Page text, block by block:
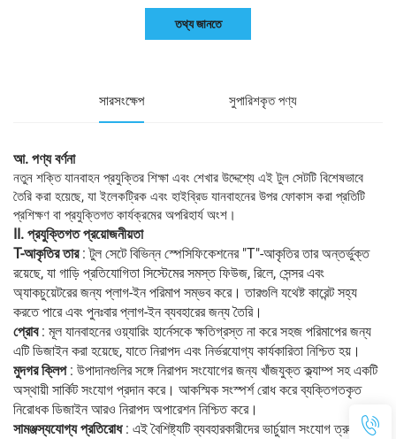
তথ্য জানতে
সারসংক্ষেপ সুপারিশকৃত পণ্য
আ. পণ্য বর্ণনা
নতুন শক্তি যানবাহন প্রযুক্তির শিক্ষা এবং শেখার উদ্দেশ্যে এই টুল সেটটি বিশেষভাবে
তৈরি করা হয়েছে, যা ইলেকট্রিক এবং হাইব্রিড যানবাহনের উপর ফোকাস করা প্রতিটি
প্রশিক্ষণ বা প্রযুক্তিগত কার্যক্রমের অপরিহার্য অংশ।
II. প্রযুক্তিগত প্রয়োজনীয়তা
T-আকৃতির তার : টুল সেটে বিভিন্ন স্পেসিফিকেশনের "T"-আকৃতির তার অন্তর্ভুক্ত
রয়েছে, যা গাড়ি প্রতিযোগিতা সিস্টেমের সমস্ত ফিউজ, রিলে, সেন্সর এবং
অ্যাকচুয়েটরের জন্য প্লাগ-ইন পরিমাপ সম্ভব করে। তারগুলি যথেষ্ট কারেন্ট সহ্য
করতে পারে এবং পুনঃবার প্লাগ-ইন ব্যবহারের জন্য তৈরি।
প্রোব : মূল যানবাহনের ওয়্যারিং হার্নেসকে ক্ষতিগ্রস্ত না করে সহজ পরিমাপের জন্য
এটি ডিজাইন করা হয়েছে, যাতে নিরাপদ এবং নির্ভরযোগ্য কার্যকারিতা নিশ্চিত হয়।
মুদগর ক্লিপ : উপাদানগুলির সঙ্গে নিরাপদ সংযোগের জন্য খাঁজযুক্ত ক্ল্যাম্প সহ একটি
অস্থায়ী সার্কিট সংযোগ প্রদান করে। আকস্মিক সংস্পর্শ রোধ করে ব্যক্তিগতকৃত
নিরোধক ডিজাইন আরও নিরাপদ অপারেশন নিশ্চিত করে।
সামঞ্জস্যযোগ্য প্রতিরোধ : এই বৈশিষ্ট্যটি ব্যবহারকারীদের ভার্চুয়াল সংযোগ ত্রুটি